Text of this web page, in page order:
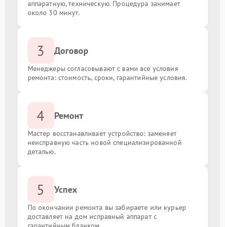
аппаратную, техническую. Процедура занимает
около 30 минут.
3 Договор
Менеджеры согласовывают с вами все условия
ремонта: стоимость, сроки, гарантийные условия.
4 Ремонт
Мастер восстанавливает устройство: заменяет
неисправную часть новой специализированной
деталью.
5 Успех
По окончании ремонта вы забираете или курьер
доставляет на дом исправный аппарат с